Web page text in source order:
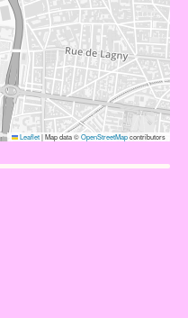
Leaflet|Map data ©OpenStreetMapcontributors